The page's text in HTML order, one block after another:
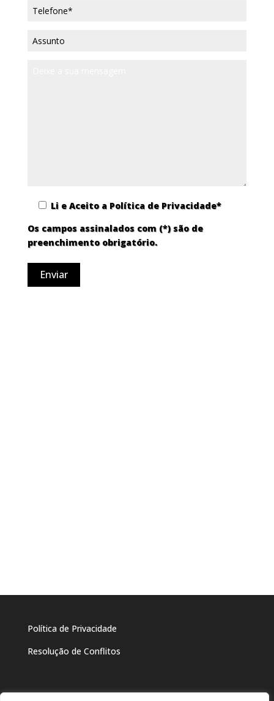
Li e Aceito a Política de Privacidade*
Os campos assinalados com (*) são de
preenchimento obrigatório.
Política de Privacidade
Resolução de Conflitos